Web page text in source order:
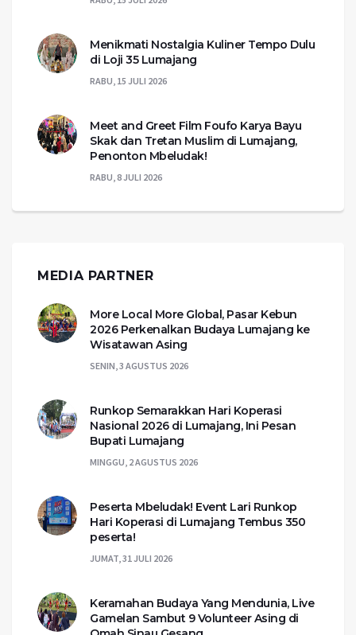
Menikmati Nostalgia Kuliner Tempo Dulu
di Loji 35 Lumajang
RABU, 15 JULI 2026
Meet and Greet Film Foufo Karya Bayu
Skak dan Tretan Muslim di Lumajang,
Penonton Mbeludak!
RABU, 8 JULI 2026
MEDIA PARTNER
More Local More Global, Pasar Kebun
2026 Perkenalkan Budaya Lumajang ke
Wisatawan Asing
SENIN, 3 AGUSTUS 2026
Runkop Semarakkan Hari Koperasi
Nasional 2026 di Lumajang, Ini Pesan
Bupati Lumajang
MINGGU, 2 AGUSTUS 2026
Peserta Mbeludak! Event Lari Runkop
Hari Koperasi di Lumajang Tembus 350
peserta!
JUMAT, 31 JULI 2026
Keramahan Budaya Yang Mendunia, Live
Gamelan Sambut 9 Volunteer Asing di